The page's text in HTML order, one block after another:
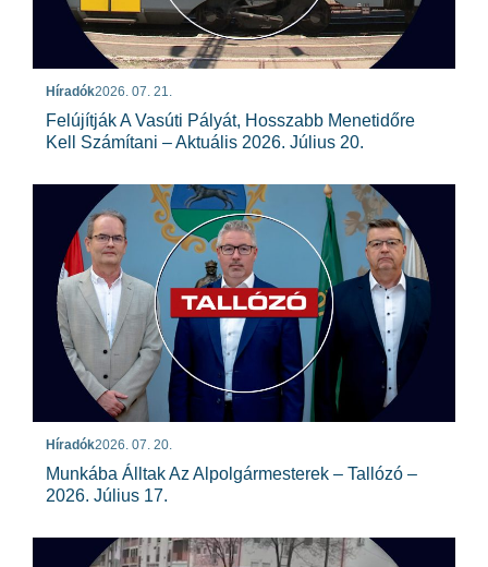
Híradók2026. 07. 21.
Felújítják A Vasúti Pályát, Hosszabb Menetidőre
Kell Számítani – Aktuális 2026. Július 20.
Híradók2026. 07. 20.
Munkába Álltak Az Alpolgármesterek – Tallózó –
2026. Július 17.